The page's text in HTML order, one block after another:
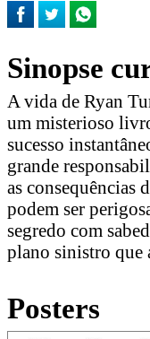
Sinopse
A vida de Ryan
um misterioso
sucesso
grande
as consequências
podem ser
segredo com
plano sinistro que
Posters